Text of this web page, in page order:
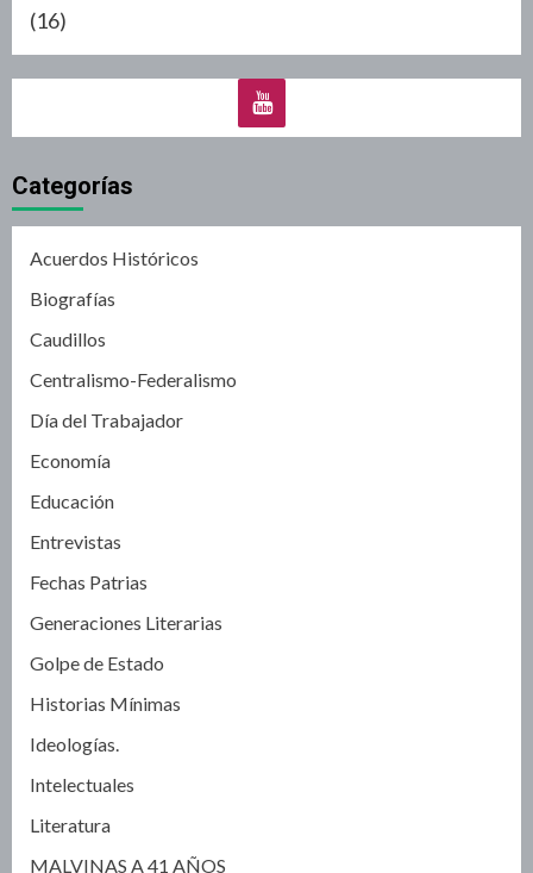
(16)
Categorías
Acuerdos Históricos
Biografías
Caudillos
Centralismo-Federalismo
Día del Trabajador
Economía
Educación
Entrevistas
Fechas Patrias
Generaciones Literarias
Golpe de Estado
Historias Mínimas
Ideologías.
Intelectuales
Literatura
MALVINAS A 41 AÑOS